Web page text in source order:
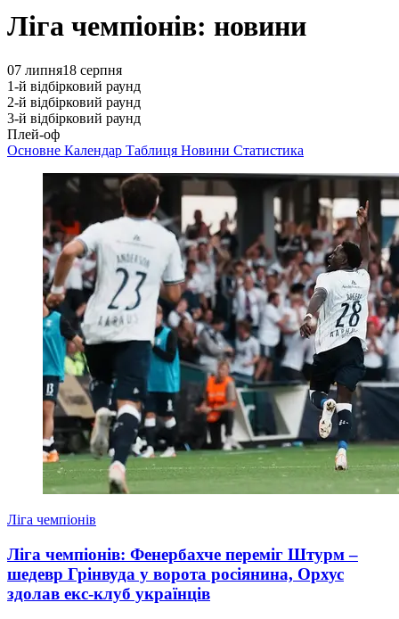
Ліга чемпіонів: новини
07 липня18 серпня
1-й відбірковий раунд
2-й відбірковий раунд
3-й відбірковий раунд
Плей-оф
Основне Календар Таблиця Новини Статистика
Ліга чемпіонів
Ліга чемпіонів: Фенербахче переміг Штурм –
шедевр Грінвуда у ворота росіянина, Орхус
здолав екс-клуб українців